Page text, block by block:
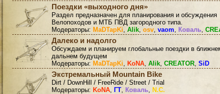
Поездки «выходного дня»
Раздел предназначен для планирования и обсуждения
Велопоходов и МТБ ПВД загородного типа.
Модераторы: MaDTapKi, Alik, osv, vaom, Коваль,
Далеко и надолго
Обсуждаем и планируем глобальные поездки в
дальнем будущем
Модераторы: MaDTapKi, KoNA, Alik, CREATOR, SiD
Экстремальный Mountain Bike
Dirt / DownHill / FreeRide / Street / Trial
Модераторы: KoNA, ГТ, Коваль, N.C.